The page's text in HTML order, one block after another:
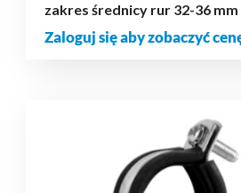
zakres średnicy rur 32-36 mm
Zaloguj się aby zobaczyć